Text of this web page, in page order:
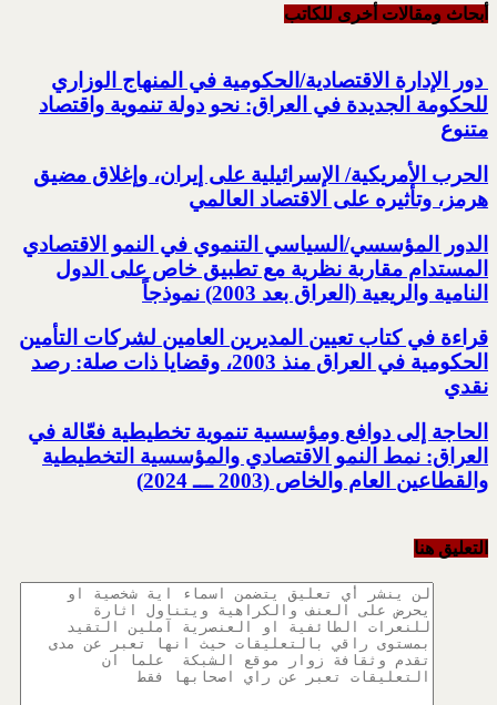
أبحاث ومقالات أخرى للکاتب
‏ دور الإدارة الاقتصادية/الحكومية في المنهاج الوزاري
للحكومة الجديدة في العراق: ‏نحو دولة تنموية واقتصاد
متنوع
الحرب الأمريكية/ الإسرائيلية على إيران، وإغلاق مضيق
هرمز، وتأثيره على الاقتصاد العالمي
الدور المؤسسي/السياسي التنموي في النمو الاقتصادي
المستدام مقاربة نظرية مع تطبيق خاص على الدول
النامية والريعية (العراق بعد 2003) نموذجاً
قراءة في كتاب تعيين المديرين العامين لشركات التأمين
الحكومية ‏في العراق منذ 2003، وقضايا ذات صلة: رصد
نقدي
الحاجة إلى دوافع ومؤسسية تنموية تخطيطية فعّالة في
العراق: نمط النمو الاقتصادي والمؤسسية التخطيطية
‏والقطاعين العام والخاص (2003 ـــ 2024)‏
التعليق هنا